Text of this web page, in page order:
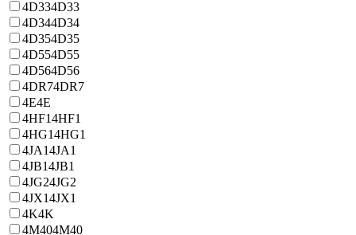
4D334D33
4D344D34
4D354D35
4D554D55
4D564D56
4DR74DR7
4E4E
4HF14HF1
4HG14HG1
4JA14JA1
4JB14JB1
4JG24JG2
4JX14JX1
4K4K
4M404M40